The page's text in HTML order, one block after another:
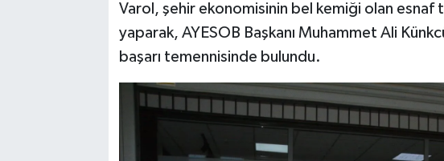
Varol, şehir ekonomisinin bel kemiği olan esnaf
yaparak, AYESOB Başkanı Muhammet Ali
başarı temennisinde bulundu.